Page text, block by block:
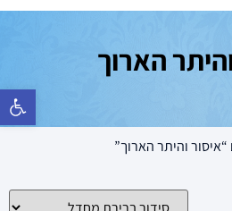
פתח סרגל
הארוך
והיתר הארוך”